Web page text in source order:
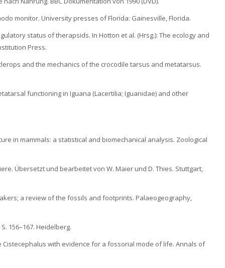
monitor. University presses of Florida: Gainesville, Florida.
status of therapsids. In Hotton et al. (Hrsg.): The ecology and
Press.
and the mechanics of the crocodile tarsus and metatarsus.
functioning in Iguana (Lacertilia; Iguanidae) and other
in mammals: a statistical and biomechanical analysis. Zoological
Übersetzt und bearbeitet von W. Maier und D. Thies. Stuttgart,
a review of the fossils and footprints. Palaeogeography,
156–167. Heidelberg.
Cistecephalus with evidence for a fossorial mode of life. Annals of